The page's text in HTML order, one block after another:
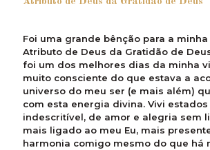
Foi uma grande bênção para a minha
Atributo de Deus da Gratidão de
foi um dos melhores dias da minha
muito consciente do que estava a
universo do meu ser (e mais além)
com esta energia divina. Vivi
indescritível, de amor e alegria sem
mais ligado ao meu Eu, mais
harmonia comigo mesmo do que há